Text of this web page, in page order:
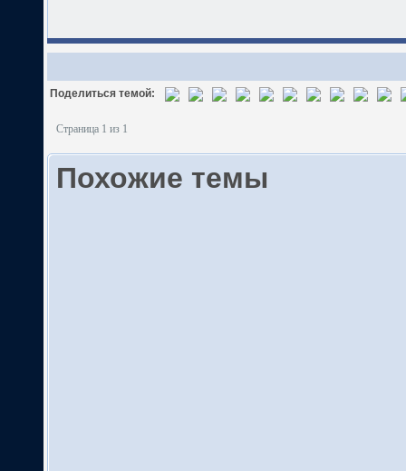
Поделиться темой:
Страница 1 из 1
Похожие темы